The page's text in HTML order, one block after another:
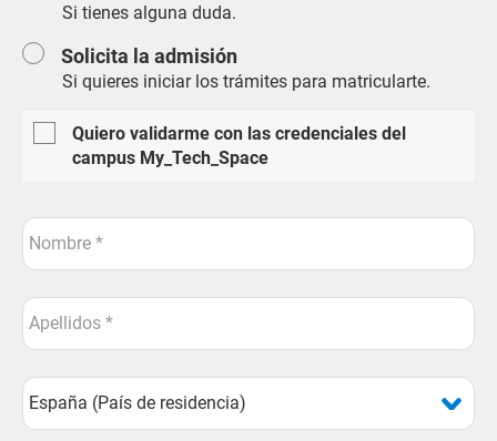
Si tienes alguna duda.
Solicita la admisión
Si quieres iniciar los trámites para matricularte.
Quiero validarme con las credenciales del
campus My_Tech_Space